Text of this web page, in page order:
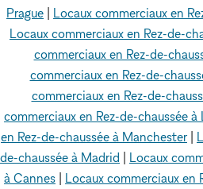
Prague | Locaux commerciaux en
Locaux commerciaux en Rez-de-
commerciaux en Rez-de-
commerciaux en Rez-de-
commerciaux en Rez-de-
commerciaux en Rez-de-chaussée à
en Rez-de-chaussée à Manchester |
de-chaussée à Madrid | Locaux
à Cannes | Locaux commerciaux en